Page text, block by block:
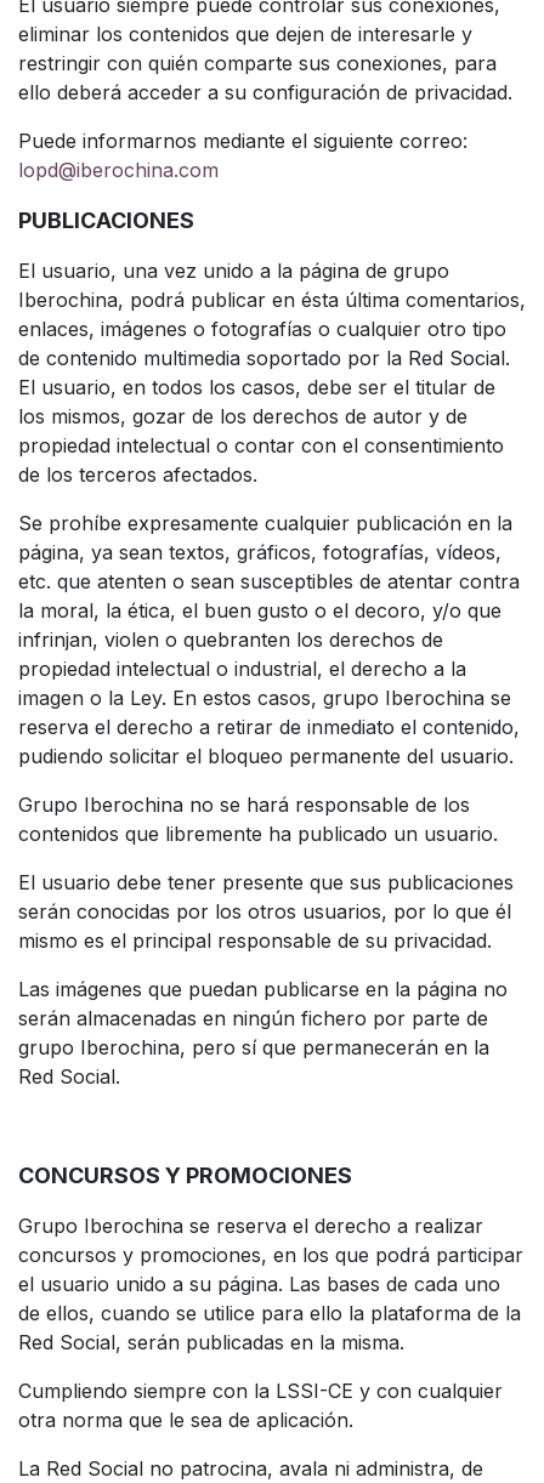
eliminar los contenidos que dejen de interesarle y
restringir con quién comparte sus conexiones, para
ello deberá acceder a su configuración de privacidad.
Puede informarnos mediante el siguiente correo:
lopd@iberochina.com
PUBLICACIONES
El usuario, una vez unido a la página de grupo
Iberochina, podrá publicar en ésta última comentarios,
enlaces, imágenes o fotografías o cualquier otro tipo
de contenido multimedia soportado por la Red Social.
El usuario, en todos los casos, debe ser el titular de
los mismos, gozar de los derechos de autor y de
propiedad intelectual o contar con el consentimiento
de los terceros afectados.
Se prohíbe expresamente cualquier publicación en la
página, ya sean textos, gráficos, fotografías, vídeos,
etc. que atenten o sean susceptibles de atentar contra
la moral, la ética, el buen gusto o el decoro, y/o que
infrinjan, violen o quebranten los derechos de
propiedad intelectual o industrial, el derecho a la
imagen o la Ley. En estos casos, grupo Iberochina se
reserva el derecho a retirar de inmediato el contenido,
pudiendo solicitar el bloqueo permanente del usuario.
Grupo Iberochina no se hará responsable de los
contenidos que libremente ha publicado un usuario.
El usuario debe tener presente que sus publicaciones
serán conocidas por los otros usuarios, por lo que él
mismo es el principal responsable de su privacidad.
Las imágenes que puedan publicarse en la página no
serán almacenadas en ningún fichero por parte de
grupo Iberochina, pero sí que permanecerán en la
Red Social.
CONCURSOS Y PROMOCIONES
Grupo Iberochina se reserva el derecho a realizar
concursos y promociones, en los que podrá participar
el usuario unido a su página. Las bases de cada uno
de ellos, cuando se utilice para ello la plataforma de la
Red Social, serán publicadas en la misma.
Cumpliendo siempre con la LSSI-CE y con cualquier
otra norma que le sea de aplicación.
La Red Social no patrocina, avala ni administra, de